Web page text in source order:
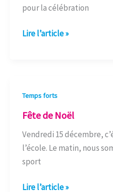
pour la célébration
Lire l’article »
Temps forts
Fête de Noël
Vendredi 15 décembre,
l’école. Le matin, nous
sport
Fête
Noël
Lire l’article »